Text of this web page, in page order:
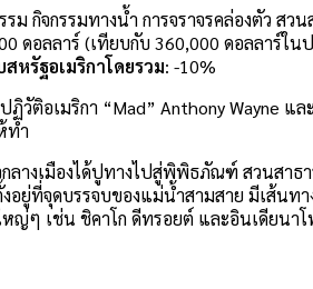
ม กิจกรรมทางน้ำ การจราจรคล่องตัว ส
ดอลลาร์ (เทียบกับ 360,000 ดอลลาร์ใน
หรัฐอเมริกาโดยรวม: -10%
วัติอเมริกา “Mad” Anthony Wayne
ทำ
ลางเมืองได้ปูทางไปสู่พิพิธภัณฑ์ สวนสาธ
อยู่ที่จุดบรรจบของแม่น้ำสามสาย มีเส้น
หญ่ๆ เช่น ชิคาโก ดีทรอยต์ และอินเดียนา